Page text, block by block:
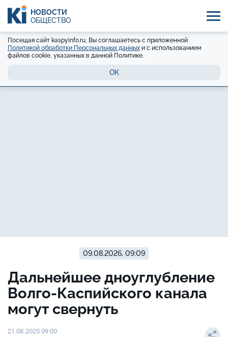
НОВОСТИ
ОБЩЕСТВО
Посещая сайт kaspyinfo.ru, Вы соглашаетесь с приложенной
Политикой обработки Персональных данных и с использованием
файлов cookie, указанных в данной Политике.
OK
09.08.2026, 09:09
Дальнейшее дноуглубление
Волго-Каспийского канала
могут свернуть
21.08.2025 09:00